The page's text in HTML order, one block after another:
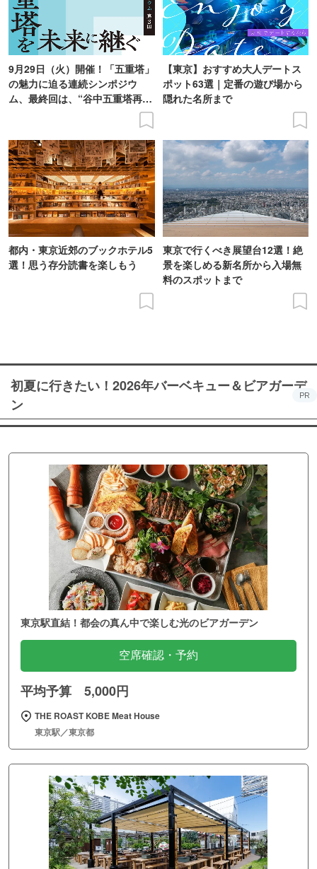
9月29日（火）開催！「五重塔」
の魅力に迫る連続シンポジウ
ム、最終回は、“谷中五重塔再建
【東京】おすすめ大人デートス
ポット63選｜定番の遊び場から
隠れた名所まで
都内・東京近郊のブックホテル5
選！思う存分読書を楽しもう
東京で行くべき展望台12選！絶
景を楽しめる新名所から入場無
料のスポットまで
初夏に行きたい！2026年バーベキュー＆ビアガーデ
ン
PR
東京駅直結！都会の真ん中で楽しむ光のビアガーデン
空席確認・予約
平均予算 5,000円
THE ROAST KOBE Meat House
東京駅／東京都